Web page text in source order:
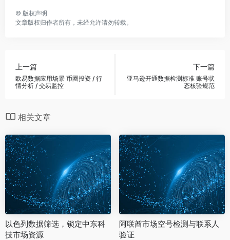
© 版权声明
文章版权归作者所有，未经允许请勿转载。
上一篇
欧易数据应用场景 币圈投资 / 行
情分析 / 交易监控
下一篇
亚马逊开通数据检测标准 账号状
态核验规范
相关文章
以色列数据筛选，锁定中东科
技市场资源
阿联酋市场空号检测与联系人
验证